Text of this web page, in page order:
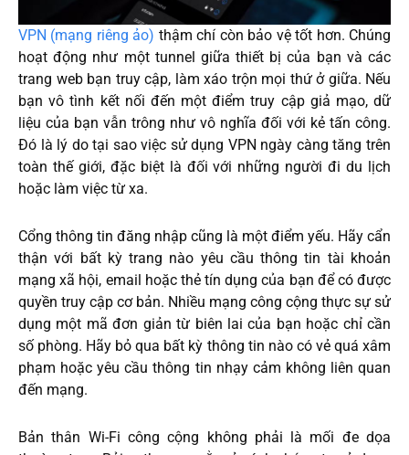
VPN (mạng riêng ảo) thậm chí còn bảo vệ tốt hơn. Chúng
hoạt động như một tunnel giữa thiết bị của bạn và các
trang web bạn truy cập, làm xáo trộn mọi thứ ở giữa. Nếu
bạn vô tình kết nối đến một điểm truy cập giả mạo, dữ
liệu của bạn vẫn trông như vô nghĩa đối với kẻ tấn công.
Đó là lý do tại sao việc sử dụng VPN ngày càng tăng trên
toàn thế giới, đặc biệt là đối với những người đi du lịch
hoặc làm việc từ xa.
Cổng thông tin đăng nhập cũng là một điểm yếu. Hãy cẩn
thận với bất kỳ trang nào yêu cầu thông tin tài khoản
mạng xã hội, email hoặc thẻ tín dụng của bạn để có được
quyền truy cập cơ bản. Nhiều mạng công cộng thực sự sử
dụng một mã đơn giản từ biên lai của bạn hoặc chỉ cần
số phòng. Hãy bỏ qua bất kỳ thông tin nào có vẻ quá xâm
phạm hoặc yêu cầu thông tin nhạy cảm không liên quan
đến mạng.
Bản thân Wi-Fi công cộng không phải là mối đe dọa